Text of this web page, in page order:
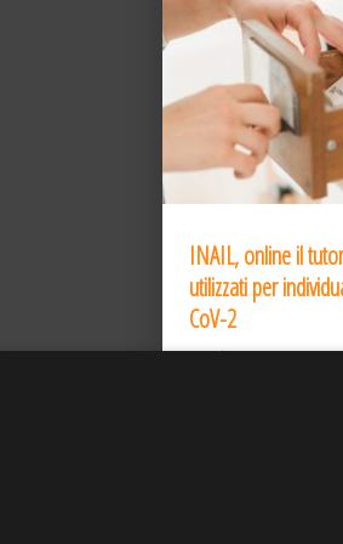
INAIL, online il
utilizzati per
CoV-2
31 Dic 2020